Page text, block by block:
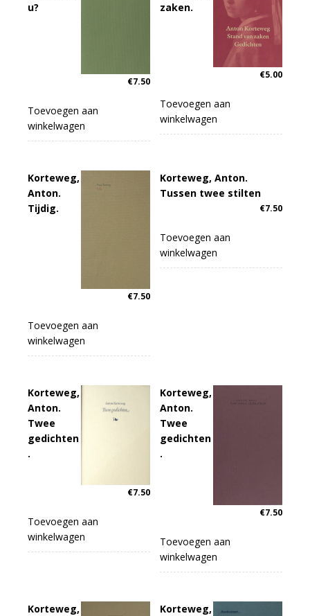
u?
€7.50
Toevoegen aan
winkelwagen
zaken.
€5.00
Toevoegen aan
winkelwagen
Korteweg,
Anton.
Tijdig.
€7.50
Toevoegen aan
winkelwagen
Korteweg, Anton.
Tussen twee stilten
€7.50
Toevoegen aan
winkelwagen
Korteweg,
Anton.
Twee
gedichten
.
€7.50
Toevoegen aan
winkelwagen
Korteweg,
Anton.
Twee
gedichten
.
€7.50
Toevoegen aan
winkelwagen
Korteweg,
Korteweg,